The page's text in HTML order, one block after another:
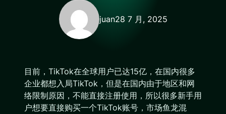
juan28 7 月, 2025
目前，TikTok在全球用户已达15亿，在国内很多
企业都想入局TikTok，但是在国内由于地区和网
络限制原因，不能直接注册使用，所以很多新手用
户想要直接购买一个TikTok账号，市场鱼龙混